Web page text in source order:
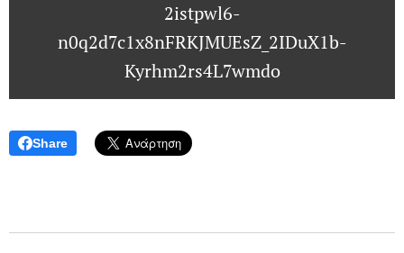
2istpwl6-
n0q2d7c1x8nFRKJMUEsZ_2IDuX1b-
Kyrhm2rs4L7wmdo
Share